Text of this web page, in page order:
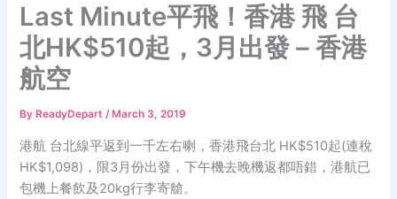
Last Minute平飛！香港 飛 台
北HK$510起，3月出發 – 香港
航空
By ReadyDepart/ March 3, 2019
港航 台北線平返到一千左右喇，香港飛台北 HK$510起(連稅
HK$1,098)，限3月份出發，下午機去晚機返都唔錯，港航已
包機上餐飲及20kg行李寄艙。